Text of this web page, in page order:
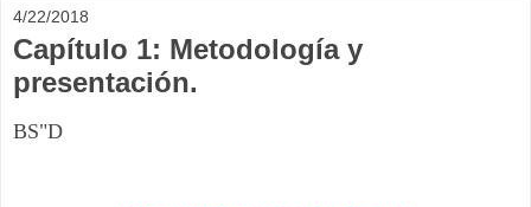
4/22/2018
Capítulo 1: Metodología y
presentación.
BS"D